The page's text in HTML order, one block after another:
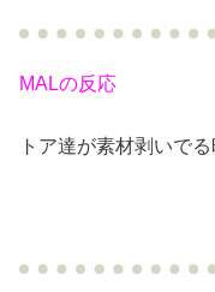
MALの反応
トア達が素材剥いで